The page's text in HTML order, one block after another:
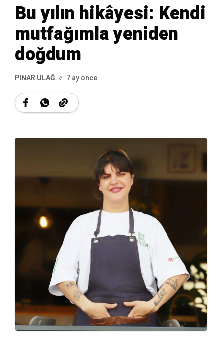
Bu yılın hikâyesi: Kendi
mutfağımla yeniden
doğdum
PINAR ULAĞ 7 ay önce